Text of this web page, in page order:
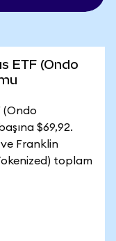
ETF (Ondo
(Ondo
$69,92.
ve Franklin
toplam